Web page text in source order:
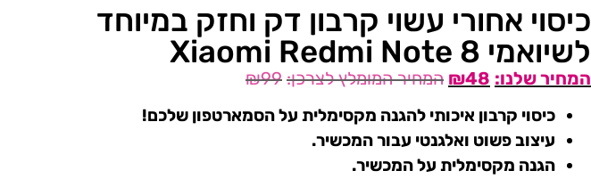
כיסוי אחורי עשוי קרבון דק וחזק במיוחד
לשיואמי Xiaomi Redmi Note 8
₪99 ₪48
כיסוי קרבון איכותי להגנה מקסימלית על הסמארטפון שלכם!
עיצוב פשוט ואלגנטי עבור המכשיר.
הגנה מקסימלית על המכשיר.